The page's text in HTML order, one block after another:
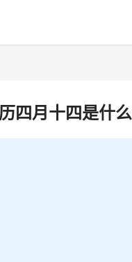
四月十四是什